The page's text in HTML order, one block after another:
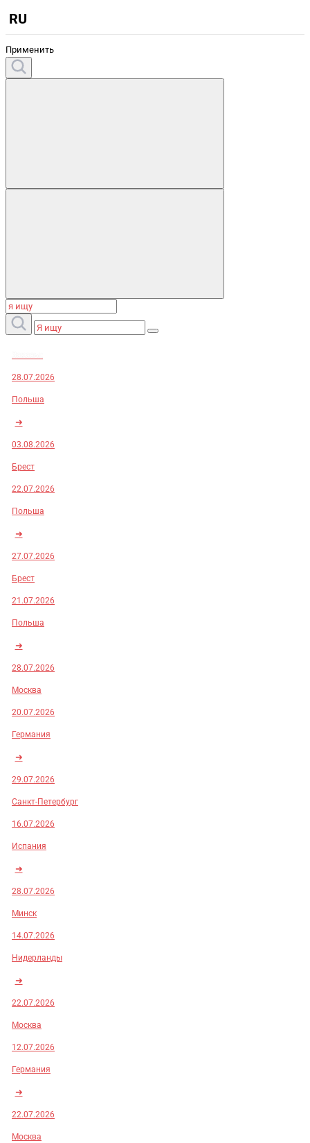
RU
Применить
28.07.2026
Польша
➜
03.08.2026
Брест
22.07.2026
Польша
➜
27.07.2026
Брест
21.07.2026
Польша
➜
28.07.2026
Москва
20.07.2026
Германия
➜
29.07.2026
Санкт-Петербург
16.07.2026
Испания
➜
28.07.2026
Минск
14.07.2026
Нидерланды
➜
22.07.2026
Москва
12.07.2026
Германия
➜
22.07.2026
Москва